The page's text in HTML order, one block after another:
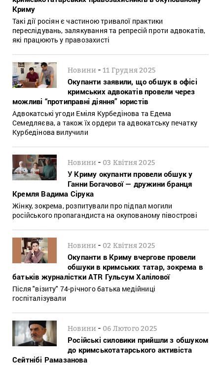
Криму
Такі дії росіян є частиною тривалої практики
переслідувань, залякування та репресій проти адвокатів,
які працюють у правозахисті
Новини -11 Грудня 2025
Окупанти заявили, що обшук в офісі
кримських адвокатів провели через
можливі “протиправні діяння” юристів
Адвокатські угоди Еміля Курбедінова та Едема
Семедляєва, а також їх ордери та адвокатську печатку
Курбедінова вилучили
Новини - 03 Квітня 2025
У Криму окупанти провели обшук у
Ганни Богачової — дружини бранця
Кремля Вадима Сірука
Жінку, зокрема, розпитували про підпал могили
російського пропагандиста на окупованому півострові
Новини - 02 Квітня 2025
Окупанти в Криму вчергове провели
обшуки в кримських татар, зокрема в
батьків журналістки ATR Гульсум Халілової
Після "візиту" 74-річного батька медійниці
госпіталізували
Новини - 06 Лютого 2025
Російські силовики прийшли з обшуком
до кримськотатарського активіста
Сейтнібі Рамазанова